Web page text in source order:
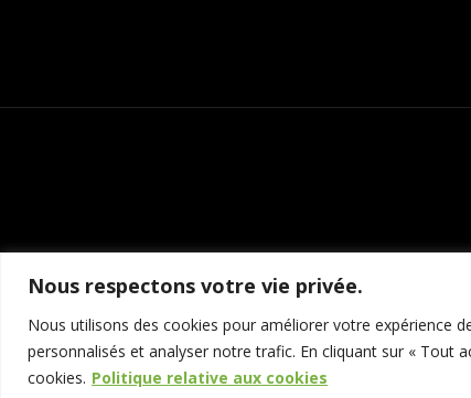
Nous respectons votre vie privée.
Nous utilisons des cookies pour améliorer votre expérience
personnalisés et analyser notre trafic. En cliquant sur « Tout
cookies. Politique relative aux cookies